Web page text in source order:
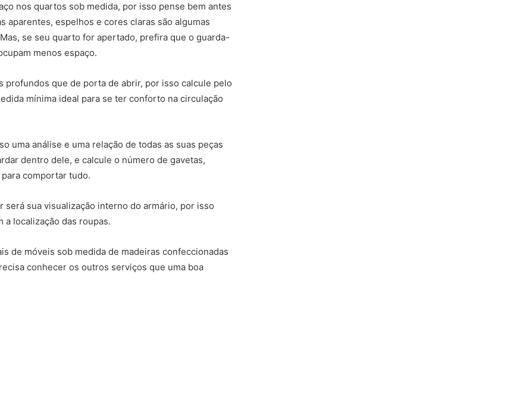
nos quartos sob medida, por isso pense bem antes
aparentes, espelhos e cores claras são algumas
se seu quarto for apertado, prefira que o guarda-
menos espaço.
que de porta de abrir, por isso calcule pelo
mínima ideal para se ter conforto na circulação
uma análise e uma relação de todas as suas peças
dentro dele, e calcule o número de gavetas,
comportar tudo.
sua visualização interno do armário, por isso
localização das roupas.
de móveis sob medida de madeiras confeccionadas
conhecer os outros serviços que uma boa